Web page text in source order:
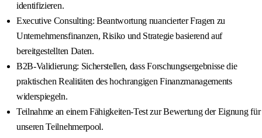
identifizieren.
Executive Consulting: Beantwortung nuancierter Fragen zu
Unternehmensfinanzen, Risiko und Strategie basierend auf
bereitgestellten Daten.
B2B-Validierung: Sicherstellen, dass Forschungsergebnisse die
praktischen Realitäten des hochrangigen Finanzmanagements
widerspiegeln.
Teilnahme an einem Fähigkeiten-Test zur Bewertung der Eignung für
unseren Teilnehmerpool.